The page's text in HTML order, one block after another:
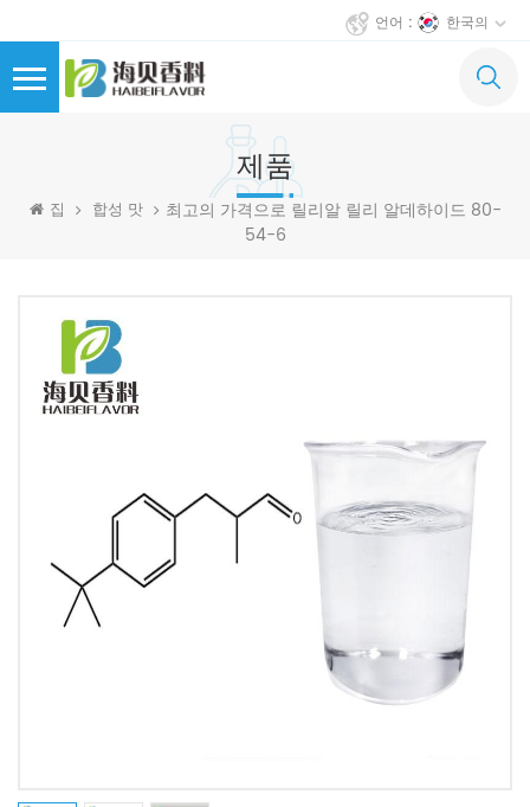
언어 : 한국의
제품
집 합성 맛
최고의 가격으로 릴리알 릴리 알데하이드 80-
54-6